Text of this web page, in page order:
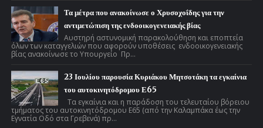
Τα μέτρα που ανακοίνωσε ο Χρυσοχοΐδης για την
αντιμετώπιση της ενδοοικογενειακής βίας
Αυστηρή αστυνομική παρακολούθηση και εποπτεία
όλων των καταγγελιών που αφορούν υποθέσεις ενδοοικογενειακής
βίας ανακοίνωσε το Υπουργείο Πρ...
23 Ιουλίου παρουσία Κυριάκου Μητσοτάκη τα εγκαίνια
του αυτοκινητόδρομου Ε65
Τα εγκαίνια και η παράδοση του τελευταίου βόρειου
τμήματος του αυτοκινητόδρομου Ε65 (από την Καλαμπάκα έως την
Εγνατία Οδό στα Γρεβενά) πρ...